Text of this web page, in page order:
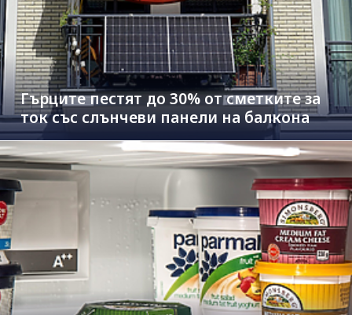
Гърците пестят до 30% от сметките за
ток със слънчеви панели на балкона